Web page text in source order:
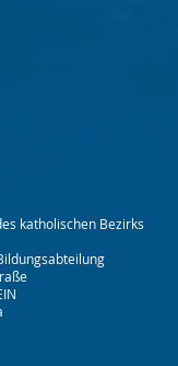
katholischen Bezirks